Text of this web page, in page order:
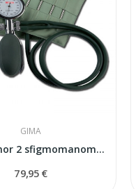
GIMA
Gima Minor 2 sfigmomanometrs
79,95 €